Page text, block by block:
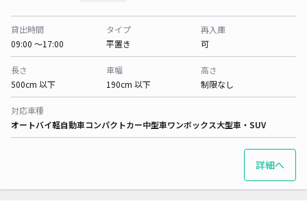
貸出時間
09:00 〜17:00
タイプ
平置き
再入庫
可
長さ
500cm 以下
車幅
190cm 以下
高さ
制限なし
対応車種
オートバイ軽自動車コンパクトカー中型車ワンボックス大型車・SUV
詳細へ